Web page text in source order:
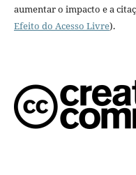
aumentar o impacto e a
Efeito do Acesso Livre).